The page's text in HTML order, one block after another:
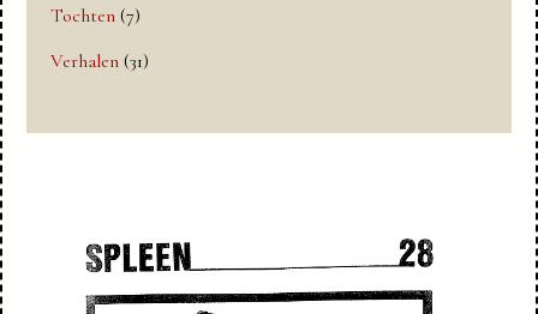
Tochten (7)
Verhalen (31)